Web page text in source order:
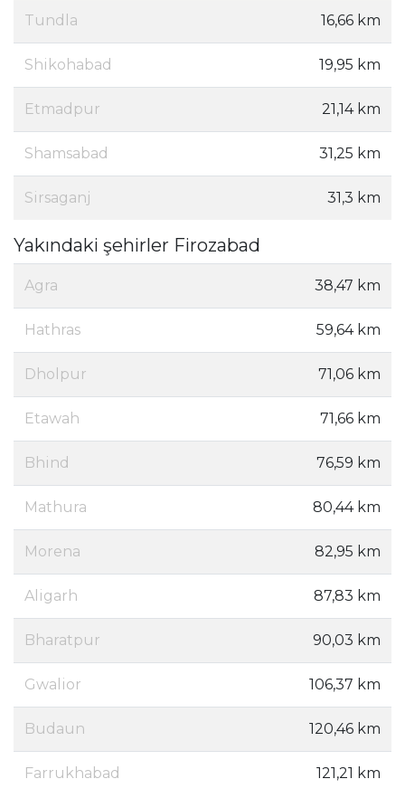
Tundla 16,66 km
Shikohabad 19,95 km
Etmadpur 21,14 km
Shamsabad 31,25 km
Sirsaganj 31,3 km
Yakındaki şehirler Firozabad
Agra 38,47 km
Hathras 59,64 km
Dholpur 71,06 km
Etawah 71,66 km
Bhind 76,59 km
Mathura 80,44 km
Morena 82,95 km
Aligarh 87,83 km
Bharatpur 90,03 km
Gwalior 106,37 km
Budaun 120,46 km
Farrukhabad 121,21 km